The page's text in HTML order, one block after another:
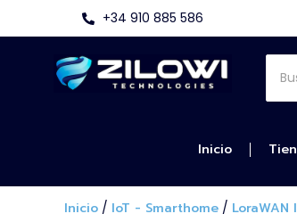
+34 910 885 586
Inicio
Inicio / IoT - Smarthome / LoraWAN